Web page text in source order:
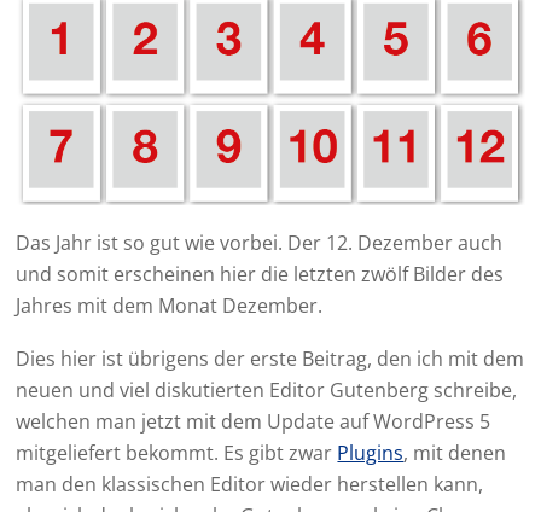
Das Jahr ist so gut wie vorbei. Der 12. Dezember auch
und somit erscheinen hier die letzten zwölf Bilder des
Jahres mit dem Monat Dezember.
Dies hier ist übrigens der erste Beitrag, den ich mit dem
neuen und viel diskutierten Editor Gutenberg schreibe,
welchen man jetzt mit dem Update auf WordPress 5
mitgeliefert bekommt. Es gibt zwar Plugins, mit denen
man den klassischen Editor wieder herstellen kann,